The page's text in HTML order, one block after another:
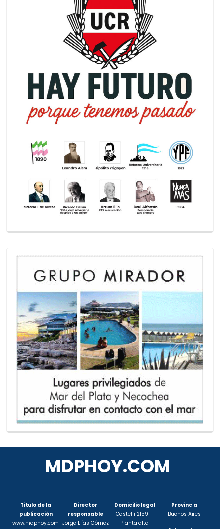
MDPHOY.COM
Titulo de la
publicación
www.mdphoy.com
Director
responsable
Jorge Elías Gómez
Domicilio legal
Castelli 2159 –
Planta alta
Provincia
Buenos Aires